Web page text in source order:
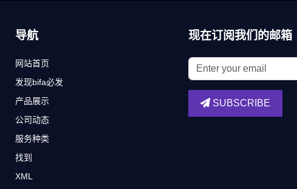
导航
网站首页
发现bifa必发
产品展示
公司动态
服务种类
找到
XML
现在订阅我们的邮箱
SUBSCRIBE